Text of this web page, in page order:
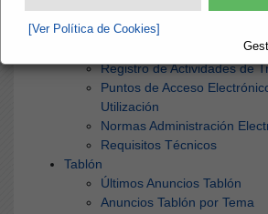
[Ver Política de Cookies]
Calendario Oficial
Oficinas de Atención
Registro de Actividades de
Puntos de Acceso
Utilización
Normas Administración
Requisitos Técnicos
Tablón
Últimos Anuncios Tablón
Anuncios Tablón por Tema